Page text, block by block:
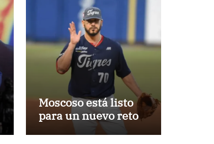
Moscoso está listo
para un nuevo reto